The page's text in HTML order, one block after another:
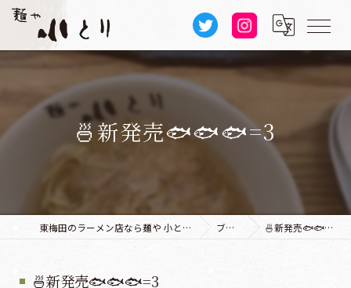
🍜新発売🐟🐟🐟=3
東梅田のラーメン店なら麺や 小とり 本店 ブログ 🍜新発売🐟🐟🐟=3
🍜新発売🐟🐟🐟=3